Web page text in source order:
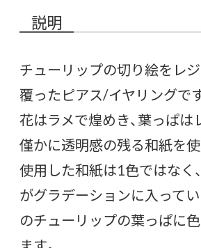
説明
チューリップの切り絵をレ
覆ったピアス/イヤリングです
花はラメで煌めき、葉っぱは
僅かに透明感の残る和紙を使
使用した和紙は1色ではなく
がグラデーションに入って
のチューリップの葉っぱに